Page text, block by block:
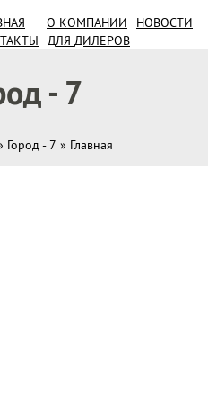
О КОМПАНИИ НОВОСТИ
ДЛЯ ДИЛЕРОВ
- 7
Город - 7 » Главная